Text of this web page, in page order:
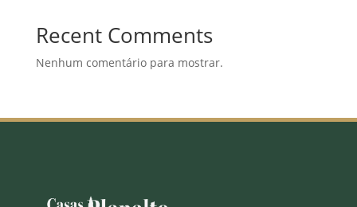
Recent Comments
Nenhum comentário para mostrar.